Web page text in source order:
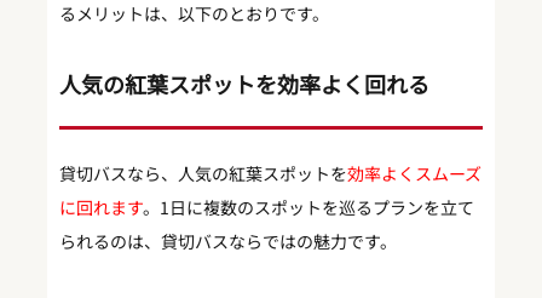
るメリットは、以下のとおりです。
人気の紅葉スポットを効率よく回れる
貸切バスなら、人気の紅葉スポットを効率よくスムーズ
に回れます。1日に複数のスポットを巡るプランを立て
られるのは、貸切バスならではの魅力です。